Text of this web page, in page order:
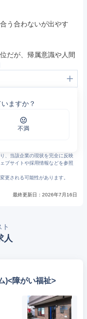
う合わないが出やす
だが、帰属意識や人間
ポレートサイト
業情報サイト
レートサイト
https://jp.indeed.com/cmp/%E6%A0%AA%E5%BC%8F%E4%BC%9A%E7%A4%BE%E3%83%93%E3%82%AA%E3%83%8D%E3%82%B9%E3%83%88/reviews
https://jp.indeed.com/cmp/%E6%A0%AA%E5%BC%8F%E4%BC%9A%E7%A4%BE%E3%83%93%E3%82%AA%E3%83%8D%E3%82%B9%E3%83%88/reviews?ftopic=mgmt
ますか？
不満
、当該企業の現状を完全に反映
ブサイトや採用情報などを参照
更される可能性があります。
最終更新日： 2026年7月16日
人
)<障がい福祉>